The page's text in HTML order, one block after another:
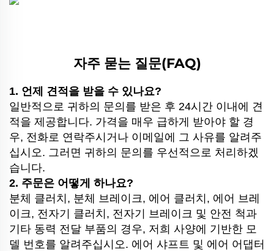
자주 묻는 질문(FAQ)
1. 언제 견적을 받을 수 있나요?
일반적으로 귀하의 문의를 받은 후 24시간 이내에 견
적을 제공합니다. 가격을 매우 급하게 받아야 할 경
우, 전화로 연락주시거나 이메일에 그 사유를 알려주
십시오. 그러면 귀하의 문의를 우선적으로 처리하겠
습니다.
2. 주문은 어떻게 하나요?
분체 클러치, 분체 브레이크, 에어 클러치, 에어 브레
이크, 전자기 클러치, 전자기 브레이크 및 안전 척과
기타 동력 전달 부품의 경우, 저희 사양에 기반한 모
델 번호를 알려주십시오. 에어 샤프트 및 에어 어댑터